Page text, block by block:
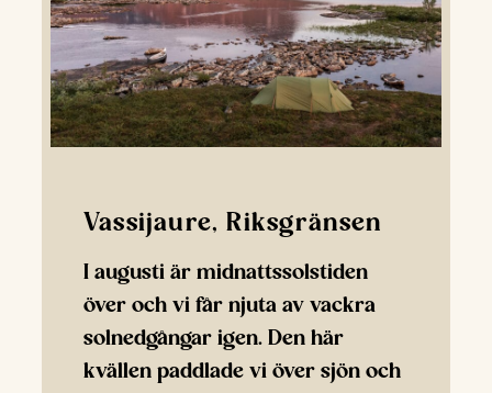
Vassijaure, Riksgränsen
I augusti är midnattssolstiden
över och vi får njuta av vackra
solnedgångar igen. Den här
kvällen paddlade vi över sjön och